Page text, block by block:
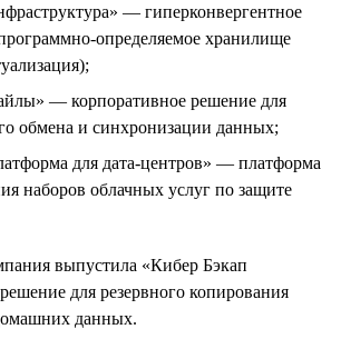
— гиперконвергентное
определяемое хранилище
— корпоративное решение для
обмена и синхронизации данных;
для дата-центров» — платформа
наборов облачных услуг по защите
выпустила «Кибер Бэкап
для резервного копирования
данных.